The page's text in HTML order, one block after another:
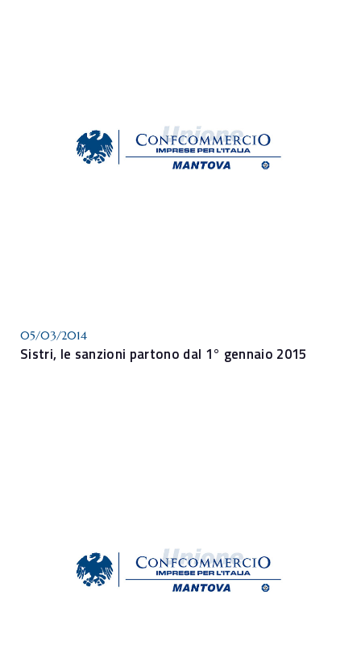
05/03/2014
Sistri, le sanzioni partono dal 1° gennaio 2015